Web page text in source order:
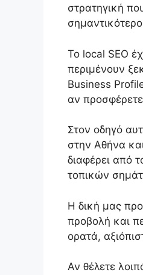
στρατηγική
Το local SEO
περιμένουν
Business
αν προσφέρετε
Στον οδηγό
στην Αθήνα
διαφέρει από
τοπικών
Η δική μας
προβολή και
ορατά,
Αν θέλετε